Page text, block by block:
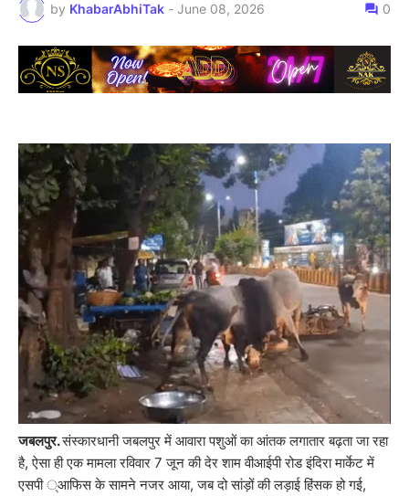
by KhabarAbhiTak - June 08, 2026 0
जबलपुर.संस्कारधानी जबलपुर में आवारा पशुओं का आंतक लगातार बढ़ता जा रहा
है, ऐसा ही एक मामला रविवार 7 जून की देर शाम वीआईपी रोड इंदिरा मार्केट में
एसपी ्आफिस के सामने नजर आया, जब दो सांड़ों की लड़ाई हिंसक हो गई,